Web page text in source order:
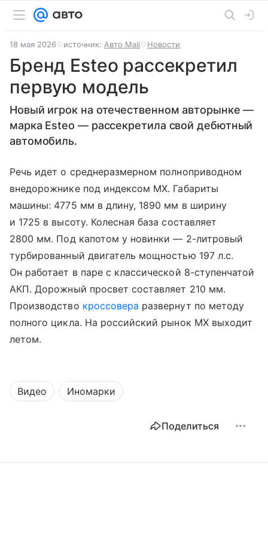
18 мая 2026 источник: Авто Mail Новости
Бренд Esteo рассекретил
первую модель
Новый игрок на отечественном авторынке —
марка Esteo — рассекретила свой дебютный
автомобиль.
Речь идет о среднеразмерном полноприводном
внедорожнике под индексом MX. Габариты
машины: 4775 мм в длину, 1890 мм в ширину
и 1725 в высоту. Колесная база составляет
2800 мм. Под капотом у новинки — 2-литровый
турбированный двигатель мощностью 197 л.с.
Он работает в паре с классической 8-ступенчатой
АКП. Дорожный просвет составляет 210 мм.
Производство кроссовера развернут по методу
полного цикла. На российский рынок MX выходит
летом.
Видео Иномарки
Поделиться